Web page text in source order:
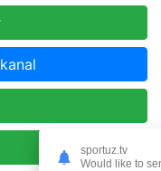
sportuz.tv
Would like to